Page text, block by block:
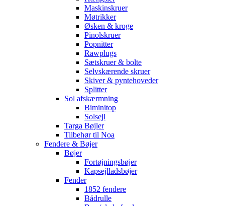
Maskinskruer
Møtrikker
Øsken & kroge
Pinolskruer
Popnitter
Rawplugs
Sætskruer & bolte
Selvskærende skruer
Skiver & pyntehoveder
Splitter
Sol afskærmning
Biminitop
Solsejl
Targa Bøjler
Tilbehør til Noa
Fendere & Bøjer
Bøjer
Fortøjningsbøjer
Kapsejlladsbøjer
Fender
1852 fendere
Bådrulle